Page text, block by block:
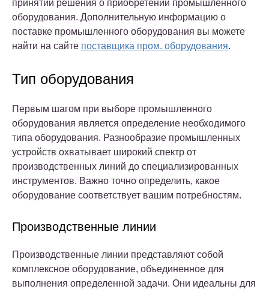
принятии решения о приобретении промышленного
оборудования. Дополнительную информацию о
поставке промышленного оборудования вы можете
найти на сайте поставщика пром. оборудования.
Тип оборудования
Первым шагом при выборе промышленного
оборудования является определение необходимого
типа оборудования. Разнообразие промышленных
устройств охватывает широкий спектр от
производственных линий до специализированных
инструментов. Важно точно определить, какое
оборудование соответствует вашим потребностям.
Производственные линии
Производственные линии представляют собой
комплексное оборудование, объединенное для
выполнения определенной задачи. Они идеальны для